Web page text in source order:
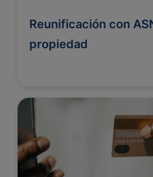
Reunificación con
propiedad